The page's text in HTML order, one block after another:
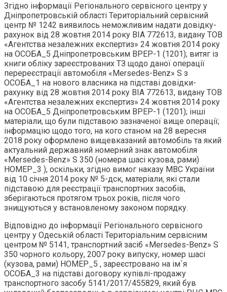
Згідно інформації Регіонального сервісного центру у
Дніпропетровській області Територіальний сервісний
центр № 1242 виявилось неможливим надати довідку-
рахунок від 28 жовтня 2014 року ВІА 772613, видану ТОВ
«Агентства незалежних експертиз» 24 жовтня 2014 року
на ОСОБА_5 Дніпропетровським ВРЕР-1 (1201); витяг із
книги обліку зареєстрованих ТЗ щодо даної операції
перереєстрації автомобіля «Mersedes-Benz» S з
ОСОБА_1 на нового власника на підставі довідки-
рахунку від 28 жовтня 2014 року ВІА 772613, видану ТОВ
«Агентства незалежних експертиз» 24 жовтня 2014 року
на ОСОБА_5 Дніпропетровським ВРЕР-1 (1201); інші
матеріали, що були підставою зазначеної вище операції;
інформацію щодо того, на кого станом на 28 вересня
2018 року оформлено вищевказаний автомобіль та який
актуальний державний номерний знак автомобіля
«Mersedes-Benz» S 350 (номера шасі кузова, рами)
НОМЕР_3 ), оскільки, згідно вимог наказу МВС України
від 10 січня 2014 року № 5-дск, матеріали, які стали
підставою для реєстрації транспортних засобів,
зберігаються протягом трьох років, після чого
знищуються у встановленому законом порядку.
Відповідно до інформації Регіонального сервісного
центру у Одеській області Територіальним сервісним
центром № 5141, транспортний засіб «Mersedes-Benz» S
350 чорного кольору, 2007 року випуску, номер шасі
(кузова, рами) НОМЕР_5 , зареєстровано на ім`я
ОСОБА_3 на підставі договору купівлі-продажу
транспортного засобу 5141/2017/455829, який був